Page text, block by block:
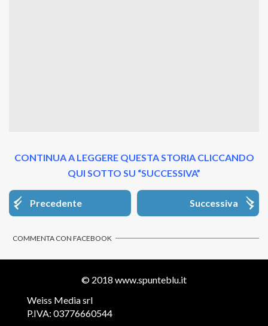
CONTINUA A LEGGERE QUESTA STORIA CLICCANDO
QUI SOTTO SU “SUCCESSIVA”
Precedente Successiva
COMMENTA CON FACEBOOK
© 2018 www.spunteblu.it
Weiss Media srl
P.IVA: 03776660544